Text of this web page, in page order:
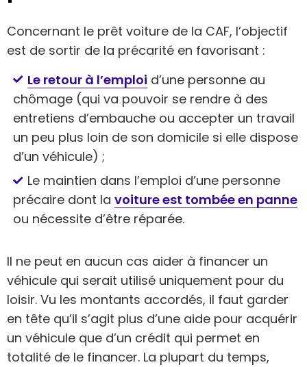
Concernant le prêt voiture de la CAF, l’objectif
est de sortir de la précarité en favorisant :
Le retour à l’emploi d’une personne au
chômage (qui va pouvoir se rendre à des
entretiens d’embauche ou accepter un travail
un peu plus loin de son domicile si elle dispose
d’un véhicule) ;
Le maintien dans l’emploi d’une personne
précaire dont la voiture est tombée en panne
ou nécessite d’être réparée.
Il ne peut en aucun cas aider à financer un
véhicule qui serait utilisé uniquement pour du
loisir. Vu les montants accordés, il faut garder
en tête qu’il s’agit plus d’une aide pour acquérir
un véhicule que d’un crédit qui permet en
totalité de le financer. La plupart du temps,